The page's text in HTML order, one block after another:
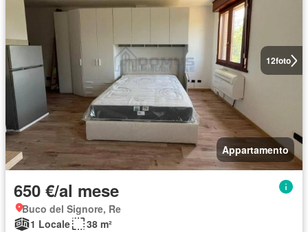
12foto
Appartamento
650 €/al mese
Buco del Signore, Re
1 Locale
38 m²